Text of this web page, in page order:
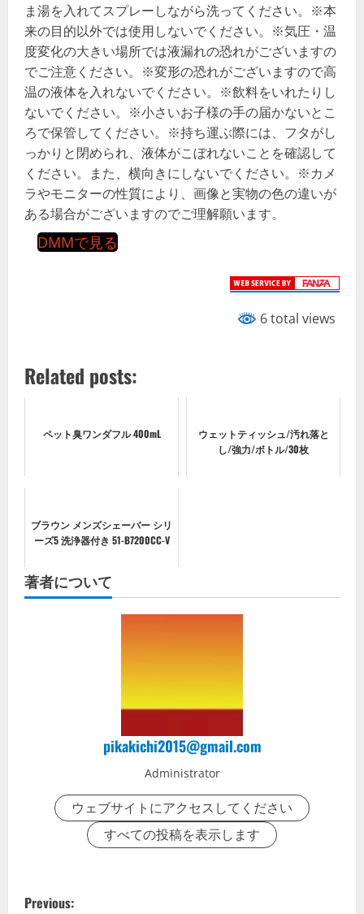
ま湯を入れてスプレーしながら洗ってください。※本
来の目的以外では使用しないでください。※気圧・温
度変化の大きい場所では液漏れの恐れがございますの
でご注意ください。※変形の恐れがございますので高
温の液体を入れないでください。※飲料をいれたりし
ないでください。※小さいお子様の手の届かないとこ
ろで保管してください。※持ち運ぶ際には、フタがし
っかりと閉められ、液体がこぼれないことを確認して
ください。また、横向きにしないでください。※カメ
ラやモニターの性質により、画像と実物の色の違いが
ある場合がございますのでご理解願います。
DMMで見る
6 total views
Related posts:
ペット臭ワンダフル 400mL
ウェットティッシュ/汚れ落と
し/強力/ボトル/30枚
ブラウン メンズシェーバー シリ
ーズ5 洗浄器付き 51-B7200CC-V
著者について
pikakichi2015@gmail.com
Administrator
ウェブサイトにアクセスしてください
すべての投稿を表示します
P
Previous: